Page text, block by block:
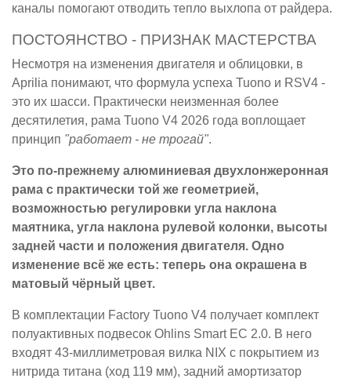
каналы помогают отводить тепло выхлопа от райдера.
ПОСТОЯНСТВО - ПРИЗНАК МАСТЕРСТВА
Несмотря на изменения двигателя и облицовки, в
Aprilia понимают, что формула успеха Tuono и RSV4 -
это их шасси. Практически неизменная более
десятилетия, рама Tuono V4 2026 года воплощает
принцип "работает - не трогай".
Это по-прежнему алюминиевая двухлонжеронная
рама с практически той же геометрией,
возможностью регулировки угла наклона
маятника, угла наклона рулевой колонки, высоты
задней части и положения двигателя. Одно
изменение всё же есть: теперь она окрашена в
матовый чёрный цвет.
В комплектации Factory Tuono V4 получает комплект
полуактивных подвесок Ohlins Smart EC 2.0. В него
входят 43-миллиметровая вилка NIX с покрытием из
нитрида титана (ход 119 мм), задний амортизатор